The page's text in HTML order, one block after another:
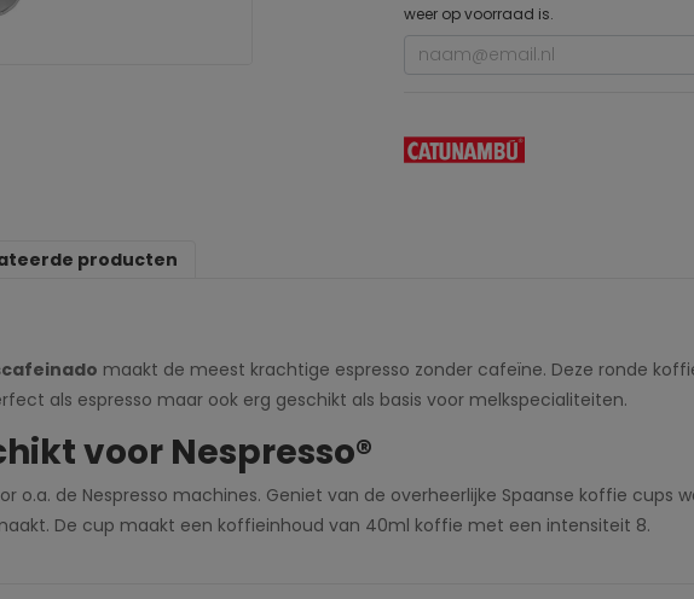
weer op voorraad is.
producten
maakt de meest krachtige espresso zonder cafeïne. Deze ronde
als espresso maar ook erg geschikt als basis voor melkspecialiteiten.
voor Nespresso®
o.a. de Nespresso machines. Geniet van de overheerlijke Spaanse koffie cups
De cup maakt een koffieinhoud van 40ml koffie met een intensiteit 8.